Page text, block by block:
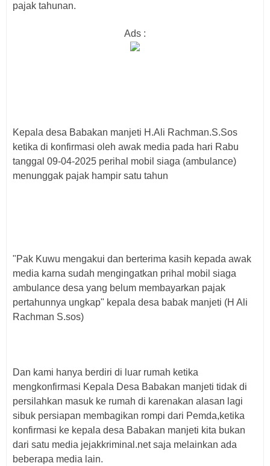
pajak tahunan.
Ads :
Kepala desa Babakan manjeti H.Ali Rachman.S.Sos
ketika di konfirmasi oleh awak media pada hari Rabu
tanggal 09-04-2025 perihal mobil siaga (ambulance)
menunggak pajak hampir satu tahun
"Pak Kuwu mengakui dan berterima kasih kepada awak
media karna sudah mengingatkan prihal mobil siaga
ambulance desa yang belum membayarkan pajak
pertahunnya ungkap" kepala desa babak manjeti (H Ali
Rachman S.sos)
Dan kami hanya berdiri di luar rumah ketika
mengkonfirmasi Kepala Desa Babakan manjeti tidak di
persilahkan masuk ke rumah di karenakan alasan lagi
sibuk persiapan membagikan rompi dari Pemda,ketika
konfirmasi ke kepala desa Babakan manjeti kita bukan
dari satu media jejakkriminal.net saja melainkan ada
beberapa media lain.